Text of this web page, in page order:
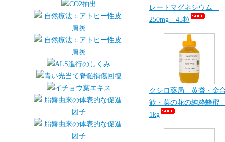
レートマグネシウム
250mg 45粒
クシロ薬局 黄耆・金
歓・菜の花の純粋蜂
1kg